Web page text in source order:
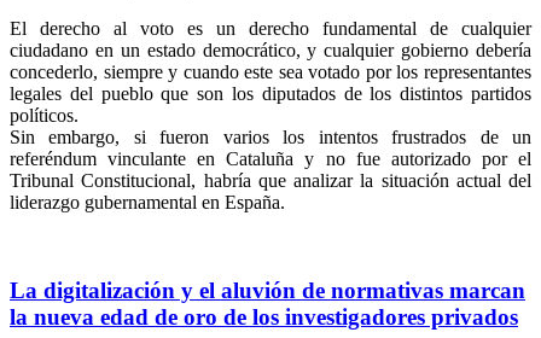
El derecho al voto es un derecho fundamental de cualquier
ciudadano en un estado democrático, y cualquier gobierno debería
concederlo, siempre y cuando este sea votado por los representantes
legales del pueblo que son los diputados de los distintos partidos
políticos.
Sin embargo, si fueron varios los intentos frustrados de un
referéndum vinculante en Cataluña y no fue autorizado por el
Tribunal Constitucional, habría que analizar la situación actual del
liderazgo gubernamental en España.
La digitalización y el aluvión de normativas marcan
la nueva edad de oro de los investigadores privados